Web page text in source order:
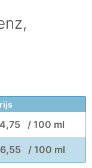
/ 100 ml
/ 100 ml